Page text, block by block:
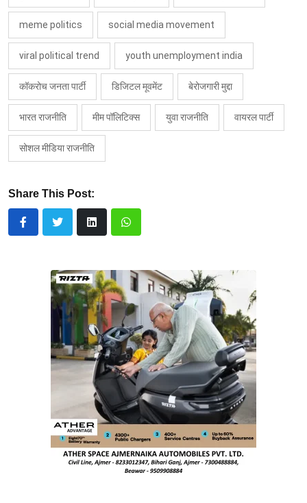
meme politics social media movement
viral political trend youth unemployment india
कॉकरोच जनता पार्टी डिजिटल मूवमेंट बेरोजगारी मुद्दा
भारत राजनीति मीम पॉलिटिक्स युवा राजनीति वायरल पार्टी
सोशल मीडिया राजनीति
Share This Post: